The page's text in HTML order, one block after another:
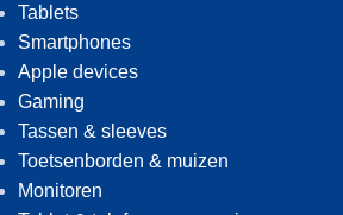
Tablets
Smartphones
Apple devices
Gaming
Tassen & sleeves
Toetsenborden & muizen
Monitoren